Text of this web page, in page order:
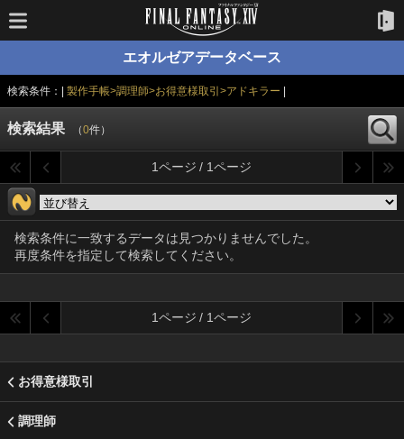
エオルゼアデータベース
検索条件：| 製作手帳>調理師>お得意様取引>アドキラー
検索結果 （0件）
1ページ / 1ページ
検索条件に一致するデータは見つかりませんでした。
再度条件を指定して検索してください。
1ページ / 1ページ
お得意様取引
調理師